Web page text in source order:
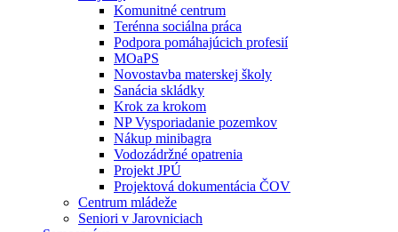
Komunitné centrum
Terénna sociálna práca
Podpora pomáhajúcich profesií
MOaPS
Novostavba materskej školy
Sanácia skládky
Krok za krokom
NP Vysporiadanie pozemkov
Nákup minibagra
Vodozádržné opatrenia
Projekt JPÚ
Projektová dokumentácia ČOV
Centrum mládeže
Seniori v Jarovniciach